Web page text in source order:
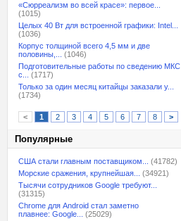
«Сюрреализм во всей красе»: первое...
(1015)
Целых 40 Вт для встроенной графики: Intel...
(1036)
Корпус толщиной всего 4,5 мм и две
половины,...
(1046)
Подготовительные работы по сведению МКС
с...
(1717)
Только за один месяц китайцы заказали у...
(1734)
< 1 2 3 4 5 6 7 8 >
Популярные
США стали главным поставщиком...
(41782)
Морские сражения, крупнейшая...
(34921)
Тысячи сотрудников Google требуют...
(31315)
Chrome для Android стал заметно
плавнее: Google...
(25029)